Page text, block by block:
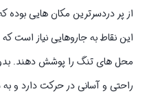
از پر دردسرترین مکان‌ هایی بوده
این نقاط به جاروهایی نیاز است
محل های تنگ را پوشش دهند.
راحتی و آسانی در حرکت دارد و